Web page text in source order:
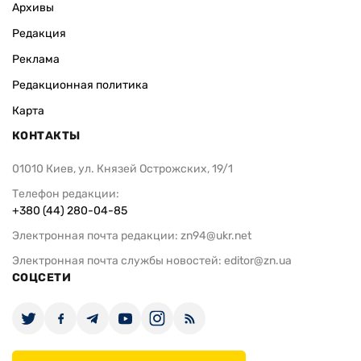
Архивы
Редакция
Реклама
Редакционная политика
Карта
КОНТАКТЫ
01010 Киев, ул. Князей Острожских, 19/1
Телефон редакции:
+380 (44) 280-04-85
Электронная почта редакции: zn94@ukr.net
Электронная почта службы новостей: editor@zn.ua
СОЦСЕТИ